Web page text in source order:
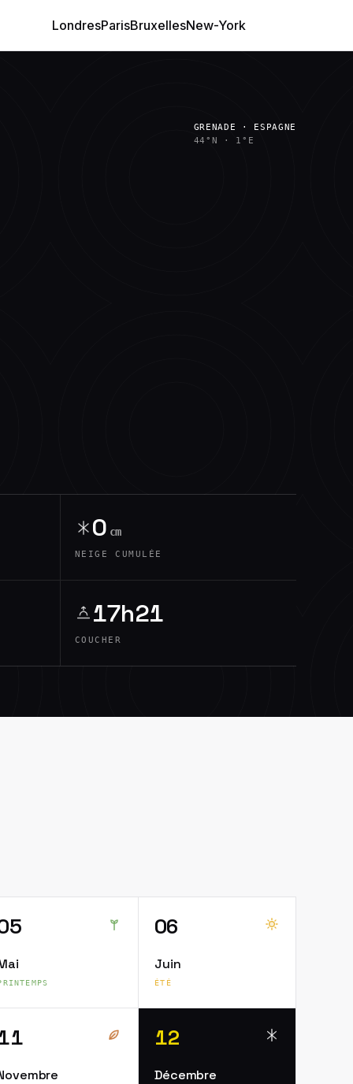
LondresParisBruxellesNew-York
GRENADE · ESPAGNE
44°N
· 1°E
0 cm
NEIGE CUMULÉE
17h21
COUCHER
06
Juin
ÉTÉ
12
Décembre